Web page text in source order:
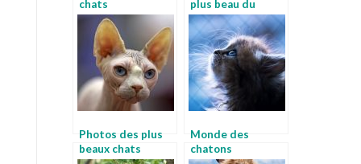
chats
plus beau du
monde
Photos des plus
beaux chats
Monde des
chatons